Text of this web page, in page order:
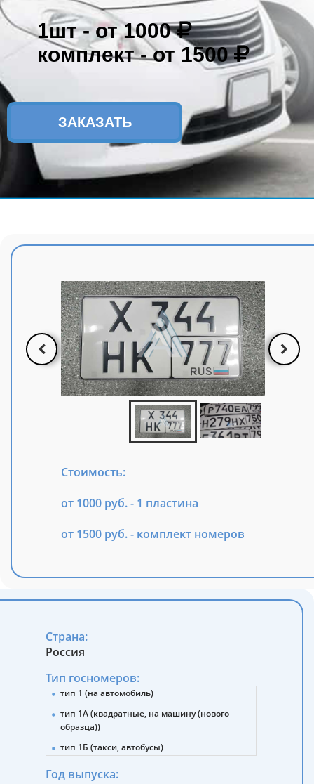
1шт -от 1000
комплект -от 1500
ЗАКАЗАТЬ
Стоимость:
от 1000 руб. - 1 пластина
от 1500 руб. - комплект номеров
Страна:
Россия
Тип госномеров:
тип 1 (на автомобиль)
тип 1А (квадратные, на машину (нового
образца))
тип 1Б (такси, автобусы)
Год выпуска: